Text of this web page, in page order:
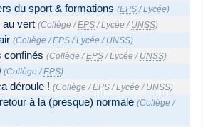
du sport & formations (EPS /Lycée)
au vert (Collège /EPS /Lycée / UNSS)
(Collège /EPS /Lycée / UNSS)
confinés (Collège /EPS /Lycée / UNSS)
(Collège /EPS)
déroule ! (Collège /EPS /Lycée / UNSS)
à la (presque) normale (Collège /